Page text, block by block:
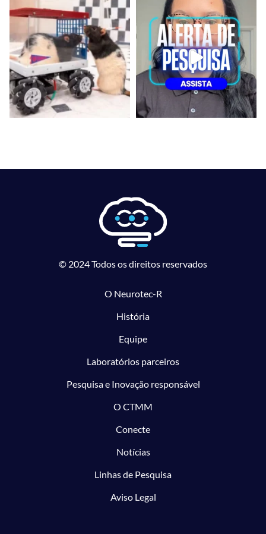
© 2024 Todos os direitos reservados
O Neurotec-R
História
Equipe
Laboratórios parceiros
Pesquisa e Inovação responsável
O CTMM
Conecte
Notícias
Linhas de Pesquisa
Aviso Legal